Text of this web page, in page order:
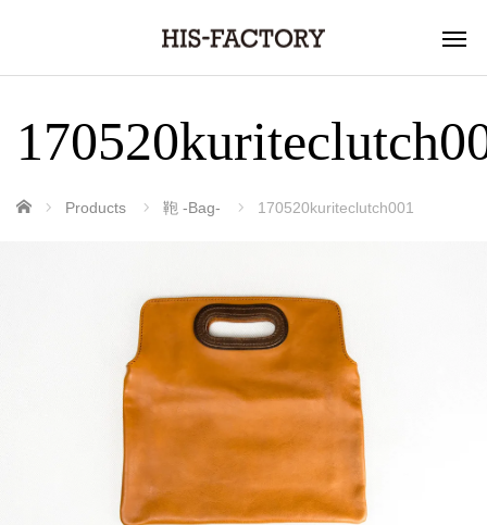
ホーム Products 鞄 -Bag- 170520kuriteclutch001